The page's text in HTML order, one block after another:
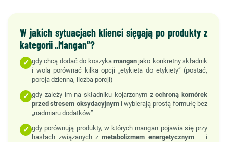
W jakich sytuacjach klienci sięgają po produkty z
kategorii „Mangan”?
✓ gdy chcą dodać do koszyka manganjako konkretny składnik
i wolą porównać kilka opcji „etykieta do etykiety” (postać,
porcja dzienna, liczba porcji)
✓ gdy zależy im na składniku kojarzonym zochroną komórek
przed stresem oksydacyjnymi wybierają prostą formułę bez
„nadmiaru dodatków”
✓ gdy porównują produkty, w których mangan pojawia się przy
hasłach związanych z metabolizmem energetycznym— i